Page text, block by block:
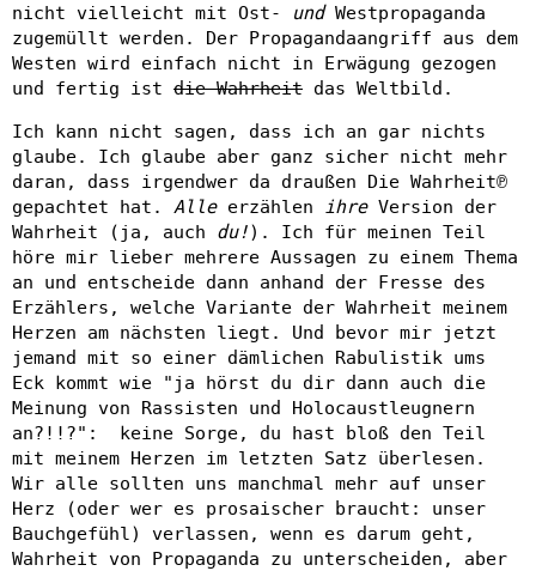
nicht vielleicht mit Ost-
undWestpropaganda
zugemüllt werden. Der Propagandaangriff aus dem
Westen wird einfach nicht in Erwägung gezogen
und fertig ist die Wahrheit das Weltbild.
Ich kann nicht sagen, dass ich an gar nichts
glaube. Ich glaube aber ganz sicher nicht mehr
daran, dass irgendwer da draußen Die Wahrheit℗
gepachtet hat. Alleerzählen ihreVersion der
Wahrheit (ja, auch du!). Ich für meinen Teil
höre mir lieber mehrere Aussagen zu einem Thema
an und entscheide dann anhand der Fresse des
Erzählers, welche Variante der Wahrheit meinem
Herzen am nächsten liegt. Und bevor mir jetzt
jemand mit so einer dämlichen Rabulistik ums
Eck kommt wie "ja hörst du dir dann auch die
Meinung von Rassisten und Holocaustleugnern
an?!!?": keine Sorge, du hast bloß den Teil
mit meinem Herzen im letzten Satz überlesen.
Wir alle sollten uns manchmal mehr auf unser
Herz (oder wer es prosaischer braucht: unser
Bauchgefühl) verlassen, wenn es darum geht,
Wahrheit von Propaganda zu unterscheiden, aber